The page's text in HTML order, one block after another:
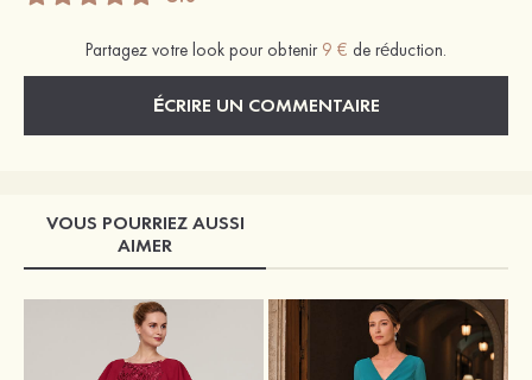
Partagez votre look pour obtenir 9 € de réduction.
ÉCRIRE UN COMMENTAIRE
VOUS POURRIEZ AUSSI
AIMER